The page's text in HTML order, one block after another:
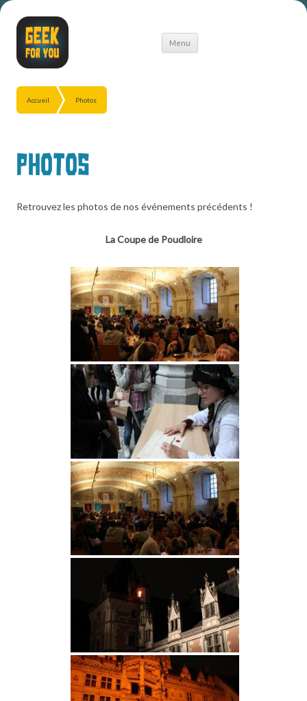
Menu
Aller
Accueil Photos
Photos
Retrouvez les photos de nos événements précédents !
La Coupe de Poudloire